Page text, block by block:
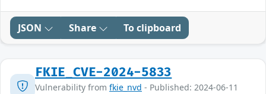
JSON Share To clipboard
FKIE_CVE-2024-5833
Vulnerability from fkie_nvd - Published: 2024-06-11